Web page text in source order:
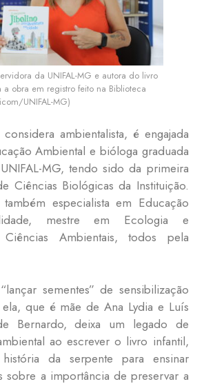
da UNIFAL-MG e autora do livro
a obra em registro feito na Biblioteca
UNIFAL-MG)
ambientalista, é engajada
Ambiental e bióloga graduada
MG, tendo sido da primeira
Ciências Biológicas da Instituição.
especialista em Educação
mestre em Ecologia e
Ambientais, todos pela
sementes” de sensibilização
que é mãe de Ana Lydia e Luís
Bernardo, deixa um legado de
ao escrever o livro infantil,
da serpente para ensinar
sobre a importância de preservar a